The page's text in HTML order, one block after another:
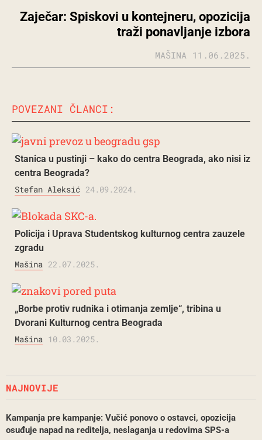
Zaječar: Spiskovi u kontejneru, opozicija
traži ponavljanje izbora
MAŠINA 11.06.2025.
POVEZANI ČLANCI:
Stanica u pustinji – kako do centra Beograda, ako nisi iz
centra Beograda?
Stefan Aleksić 24.09.2024.
Policija i Uprava Studentskog kulturnog centra zauzele
zgradu
Mašina 22.07.2025.
„Borbe protiv rudnika i otimanja zemlje“, tribina u
Dvorani Kulturnog centra Beograda
Mašina 10.03.2025.
NAJNOVIJE
Kampanja pre kampanje: Vučić ponovo o ostavci, opozicija
osuđuje napad na reditelja, neslaganja u redovima SPS-a